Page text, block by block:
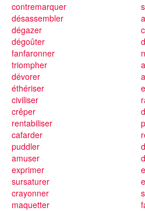
contremarquer
désassembler
dégazer
dégoûter
fanfaronner
triompher
dévorer
éthériser
civiliser
crêper
rentabiliser
cafarder
puddler
amuser
exprimer
sursaturer
crayonner
maquetter